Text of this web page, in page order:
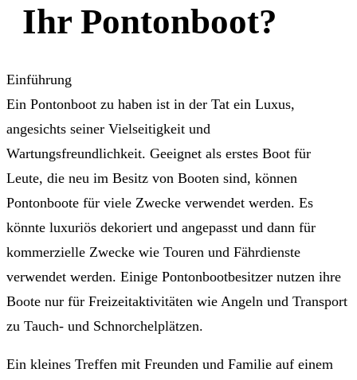
Ihr Pontonboot?
Einführung
Ein Pontonboot zu haben ist in der Tat ein Luxus,
angesichts seiner Vielseitigkeit und
Wartungsfreundlichkeit. Geeignet als erstes Boot für
Leute, die neu im Besitz von Booten sind, können
Pontonboote für viele Zwecke verwendet werden. Es
könnte luxuriös dekoriert und angepasst und dann für
kommerzielle Zwecke wie Touren und Fährdienste
verwendet werden. Einige Pontonbootbesitzer nutzen ihre
Boote nur für Freizeitaktivitäten wie Angeln und Transport
zu Tauch- und Schnorchelplätzen.
Ein kleines Treffen mit Freunden und Familie auf einem